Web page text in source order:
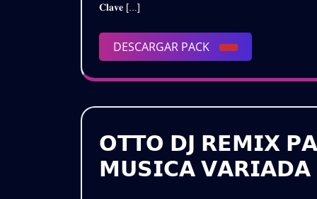
–
VOL.6
|
Gratis
𝐂𝐥𝐚𝐯𝐞 [...]
DESCARGAR PACK
DESCARGAR
PACK
𝗢𝗧𝗧𝗢 𝗗𝗝 𝗥𝗘𝗠𝗜𝗫
𝗠𝗨𝗦𝗜𝗖𝗔